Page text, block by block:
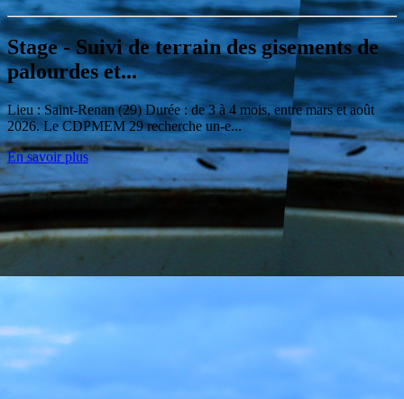
Stage - Suivi de terrain des gisements de
palourdes et...
Lieu : Saint-Renan (29) Durée : de 3 à 4 mois, entre mars et août
2026. Le CDPMEM 29 recherche un-e...
En savoir plus